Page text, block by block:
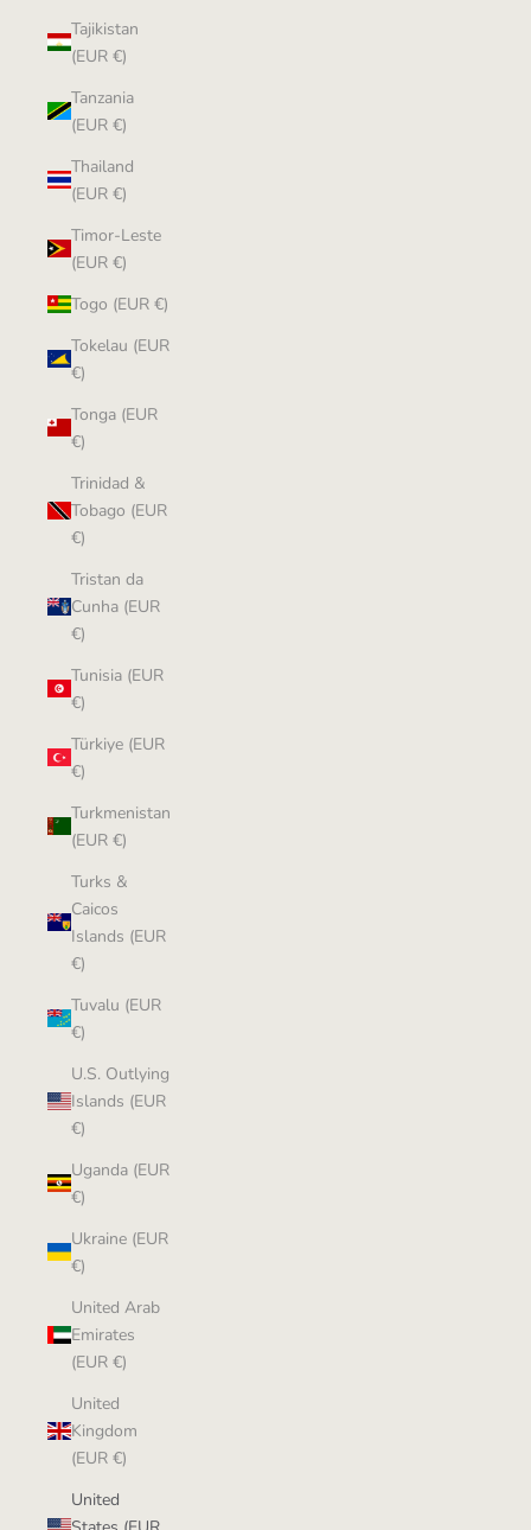
Tajikistan
(EUR €)
Tanzania
(EUR €)
Thailand
(EUR €)
Timor-Leste
(EUR €)
Togo (EUR €)
Tokelau (EUR
€)
Tonga (EUR
€)
Trinidad &
Tobago (EUR
€)
Tristan da
Cunha (EUR
€)
Tunisia (EUR
€)
Türkiye (EUR
€)
Turkmenistan
(EUR €)
Turks &
Caicos
Islands (EUR
€)
Tuvalu (EUR
€)
U.S. Outlying
Islands (EUR
€)
Uganda (EUR
€)
Ukraine (EUR
€)
United Arab
Emirates
(EUR €)
United
Kingdom
(EUR €)
United